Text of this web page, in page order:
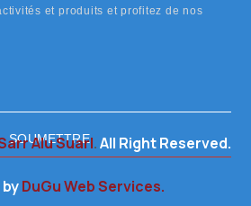
et produits et profitez de nos
SOUMETTRE
Alu Suarl.All Right Reserved.
DuGu Web Services.